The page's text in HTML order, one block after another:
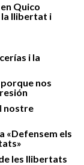
Quico
la llibertat i
i la
nos
nostre
«Defensem els
les llibertats